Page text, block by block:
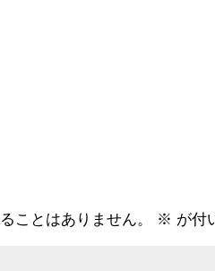
ことはありません。 ※ が付